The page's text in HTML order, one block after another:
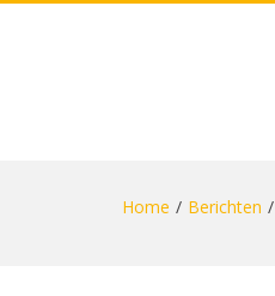
Home Berichten